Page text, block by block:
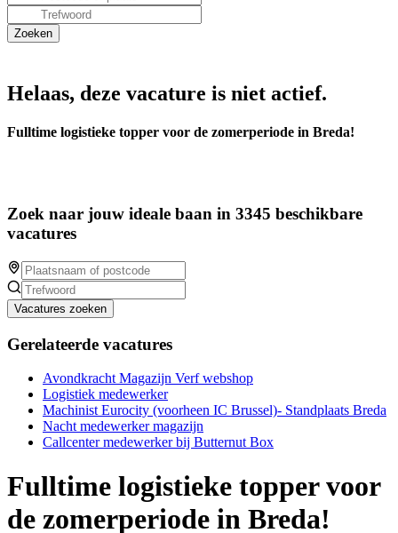
Helaas, deze vacature is niet actief.
Fulltime logistieke topper voor de zomerperiode in Breda!
Zoek naar jouw ideale baan in 3345 beschikbare
vacatures
Vacatures zoeken
Gerelateerde vacatures
Avondkracht Magazijn Verf webshop
Logistiek medewerker
Machinist Eurocity (voorheen IC Brussel)- Standplaats Breda
Nacht medewerker magazijn
Callcenter medewerker bij Butternut Box
Fulltime logistieke topper voor
de zomerperiode in Breda!